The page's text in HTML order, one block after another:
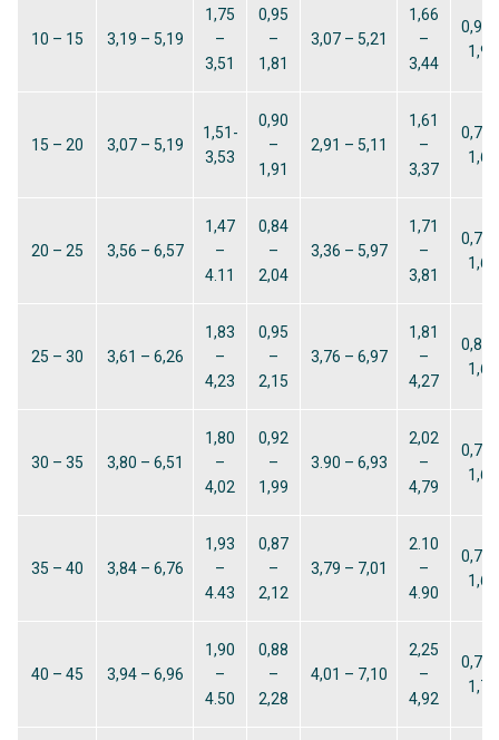
10 – 15 3,19 – 5,19
1,75
–
3,51
0,95
–
1,81
3,07 – 5,21
1,66
–
3,44
0,96
1,91
15 – 20 3,07 – 5,19
1,51-
3,53
0,90
–
1,91
2,91 – 5,11
1,61
–
3,37
0,78
1,63
20 – 25 3,56 – 6,57
1,47
–
4.11
0,84
–
2,04
3,36 – 5,97
1,71
–
3,81
0,78
1,63
25 – 30 3,61 – 6,26
1,83
–
4,23
0,95
–
2,15
3,76 – 6,97
1,81
–
4,27
0,80
1,63
30 – 35 3,80 – 6,51
1,80
–
4,02
0,92
–
1,99
3.90 – 6,93
2,02
–
4,79
0,72
1,63
35 – 40 3,84 – 6,76
1,93
–
4.43
0,87
–
2,12
3,79 – 7,01
2.10
–
4.90
0,75
1,60
40 – 45 3,94 – 6,96
1,90
–
4.50
0,88
–
2,28
4,01 – 7,10
2,25
–
4,92
0,70
1,73